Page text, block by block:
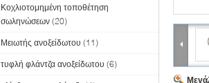
Κοχλιοτομημένη τοποθέτηση
σωληνώσεων (20)
Μειωτής ανοξείδωτου (11)
τυφλή φλάντζα ανοξείδωτου (6)